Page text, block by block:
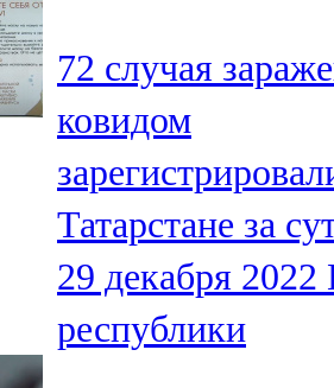
104,7 FM
Олы Әтнә
71,42 FM
Сарман
107,8 FM
Теләче
72 случая
ковидом
Татарстане за
29 декабря 2022
республики